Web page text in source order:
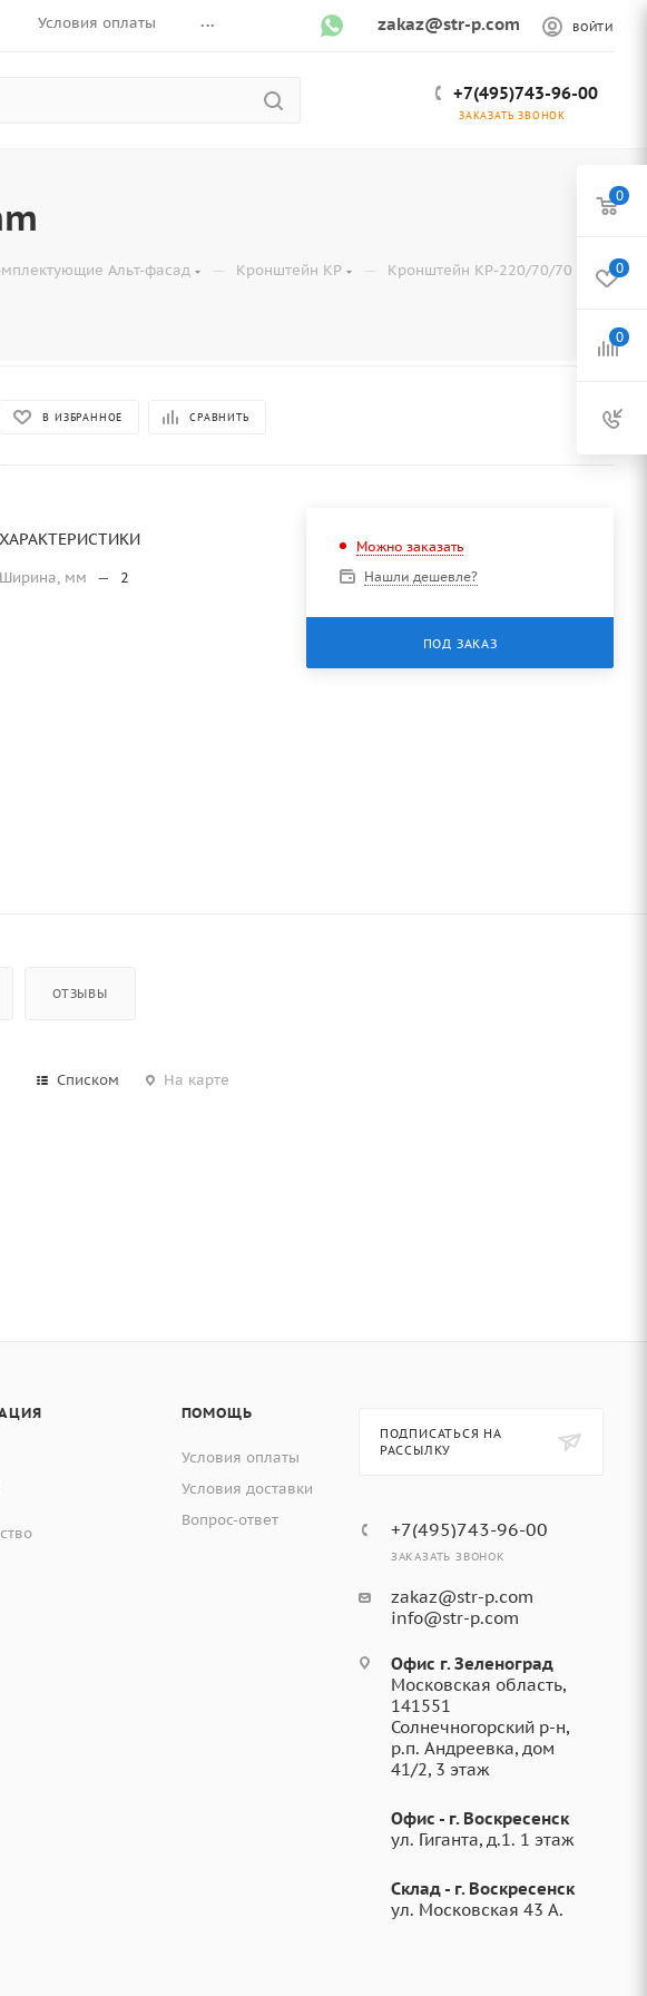
Условия оплаты ... zakaz@str-p.com ВОЙТИ
+7(495)743-96-00
ЗАКАЗАТЬ ЗВОНОК
Альт-фасад — Кронштейн КР — Кронштейн КР-220/70/70 2mm
В ИЗБРАННОЕ СРАВНИТЬ
ХАРАКТЕРИСТИКИ
Ширина, мм — 2
Можно заказать
Нашли дешевле?
ПОД ЗАКАЗ
ОТЗЫВЫ
Списком На карте
ПОМОЩЬ
Условия оплаты
Условия доставки
Вопрос-ответ
ПОДПИСАТЬСЯ НА
РАССЫЛКУ
+7(495)743-96-00
ЗАКАЗАТЬ ЗВОНОК
zakaz@str-p.com
info@str-p.com
Офис г. Зеленоград
Московская область,
141551
Солнечногорский р-н,
р.п. Андреевка, дом
41/2, 3 этаж
Офис - г. Воскресенск
ул. Гиганта, д.1. 1 этаж
Склад - г. Воскресенск
ул. Московская 43 А.
0
0
0